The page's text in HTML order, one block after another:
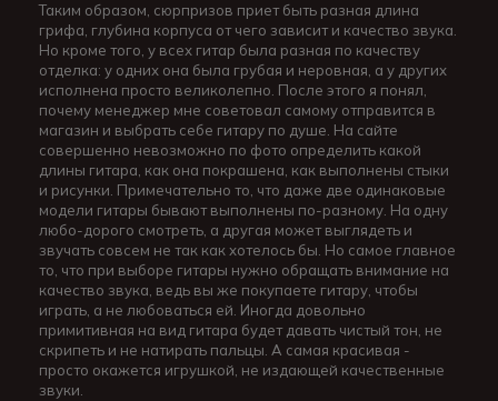
Таким образом, сюрпризов приет быть разная длина
грифа, глубина корпуса от чего зависит и качество звука.
Но кроме того, у всех гитар была разная по качеству
отделка: у одних она была грубая и неровная, а у других
исполнена просто великолепно. После этого я понял,
почему менеджер мне советовал самому отправится в
магазин и выбрать себе гитару по душе. На сайте
совершенно невозможно по фото определить какой
длины гитара, как она покрашена, как выполнены стыки
и рисунки. Примечательно то, что даже две одинаковые
модели гитары бывают выполнены по-разному. На одну
любо-дорого смотреть, а другая может выглядеть и
звучать совсем не так как хотелось бы. Но самое главное
то, что при выборе гитары нужно обращать внимание на
качество звука, ведь вы же покупаете гитару, чтобы
играть, а не любоваться ей. Иногда довольно
примитивная на вид гитара будет давать чистый тон, не
скрипеть и не натирать пальцы. А самая красивая -
просто окажется игрушкой, не издающей качественные
звуки.